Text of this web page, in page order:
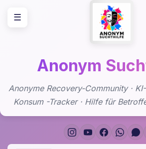
Inhalt
Anonym
Anonyme Recovery-Community ·
Konsum -Tracker · Hilfe für
☰